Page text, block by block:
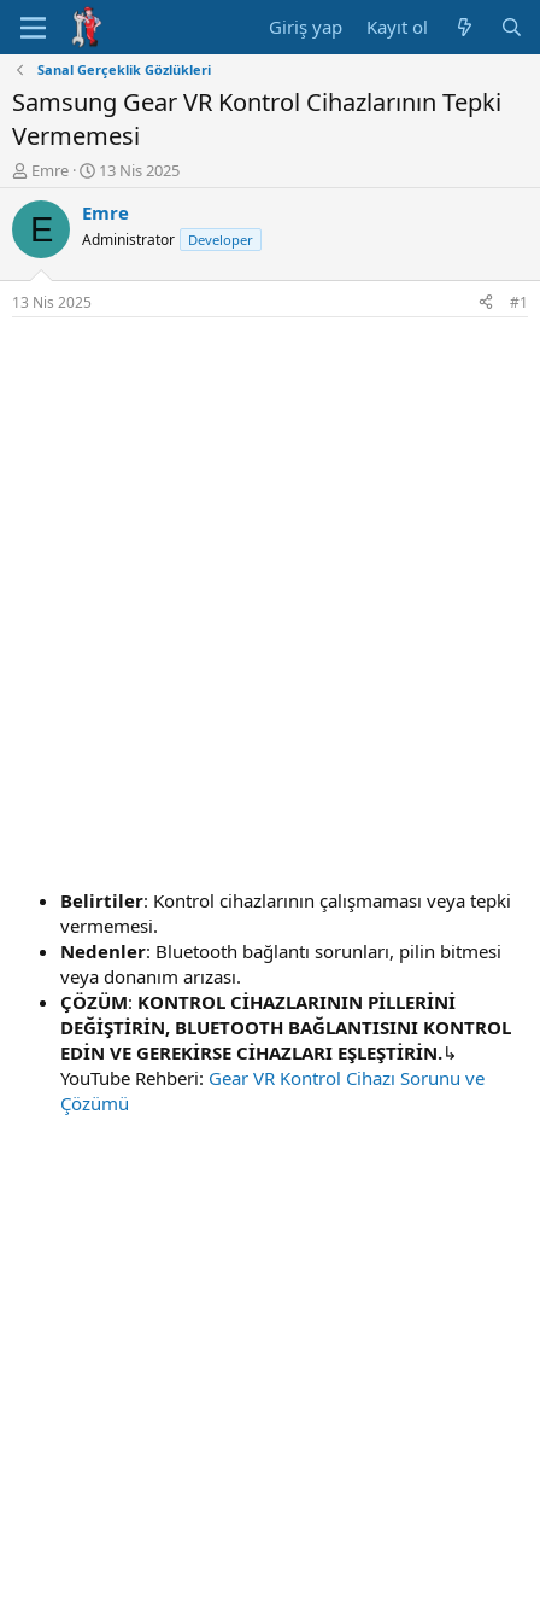
Giriş yap Kayıt ol
Sanal Gerçeklik Gözlükleri
Samsung Gear VR Kontrol Cihazlarının Tepki
Vermemesi
K
n
u
y
u
B
a
Emre
B
ş
l
n
ı
13 Nis 2025
E Emre
Administrator Developer
13 Nis 2025 #1
Belirtiler: Kontrol cihazlarının çalışmaması veya tepki
vermemesi.
Nedenler: Bluetooth bağlantı sorunları, pilin bitmesi
veya donanım arızası.
ÇÖZÜM: KONTROL CİHAZLARININ PİLLERİNİ
DEĞİŞTİRİN, BLUETOOTH BAĞLANTISINI KONTROL
EDİN VE GEREKİRSE CİHAZLARI EŞLEŞTİRİN.↳
YouTube Rehberi: Gear VR Kontrol Cihazı Sorunu ve
Çözümü